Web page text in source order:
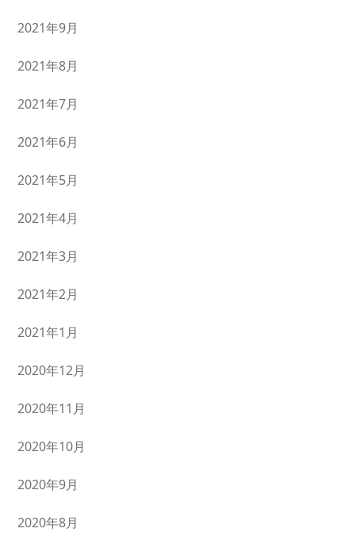
2021年9月
2021年8月
2021年7月
2021年6月
2021年5月
2021年4月
2021年3月
2021年2月
2021年1月
2020年12月
2020年11月
2020年10月
2020年9月
2020年8月